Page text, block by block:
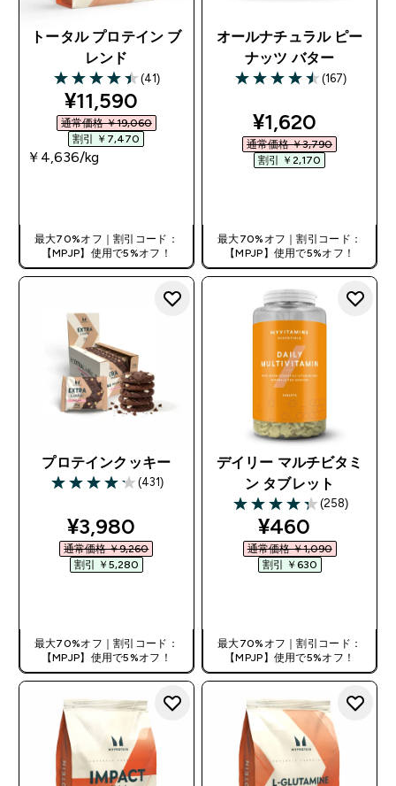
トータル プロテイン ブ
レンド
4.46 out of 5 stars
(41)
discounted price
¥11,590‎
通常価格 ￥19,060‎
割引 ￥7,470‎
￥4,636‎/kg
最大70%オフ｜割引コード：
【MPJP】使用で5%オフ！
オールナチュラル ピー
ナッツ バター
4.51 out of 5 stars
(167)
discounted
¥1,620‎
通常価格 ￥3,790‎
割引 ￥2,170‎
最大70%オフ｜割引コード：
【MPJP】使用で5%オフ！
プロテインクッキー
4.2 out of 5 stars
(431)
discounted price
¥3,980‎
通常価格 ￥9,260‎
割引 ￥5,280‎
最大70%オフ｜割引コード：
【MPJP】使用で5%オフ！
デイリー マルチビタミ
ン タブレット
4.34 out of 5 stars
(258)
discounted
¥460‎
通常価格 ￥1,090‎
割引 ￥630‎
最大70%オフ｜割引コード：
【MPJP】使用で5%オフ！